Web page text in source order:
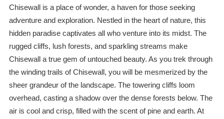
Chisewall is a place of wonder, a haven for those seeking
adventure and exploration. Nestled in the heart of nature, this
hidden paradise captivates all who venture into its midst. The
rugged cliffs, lush forests, and sparkling streams make
Chisewall a true gem of untouched beauty. As you trek through
the winding trails of Chisewall, you will be mesmerized by the
sheer grandeur of the landscape. The towering cliffs loom
overhead, casting a shadow over the dense forests below. The
air is cool and crisp, filled with the scent of pine and earth. At